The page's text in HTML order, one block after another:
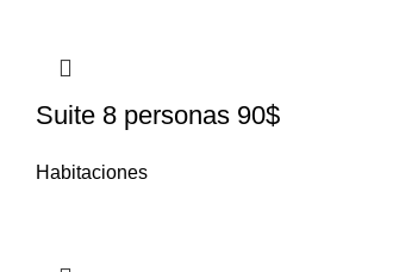
Suite 8 personas 90$
Habitaciones